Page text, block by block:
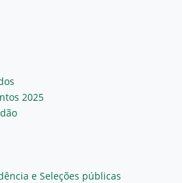
2025
e Seleções públicas